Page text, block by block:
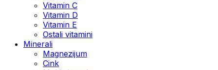
Vitamin C
Vitamin D
Vitamin E
Ostali vitamini
Minerali
Magnezijum
Cink